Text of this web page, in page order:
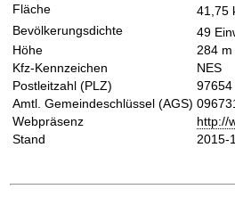
Fläche
41,75
Bevölkerungsdichte
49
Höhe
284
Kfz-Kennzeichen
NES
Postleitzahl (PLZ)
97654
Amtl. Gemeindeschlüssel (AGS)
Webpräsenz
http://
Stand
2015-